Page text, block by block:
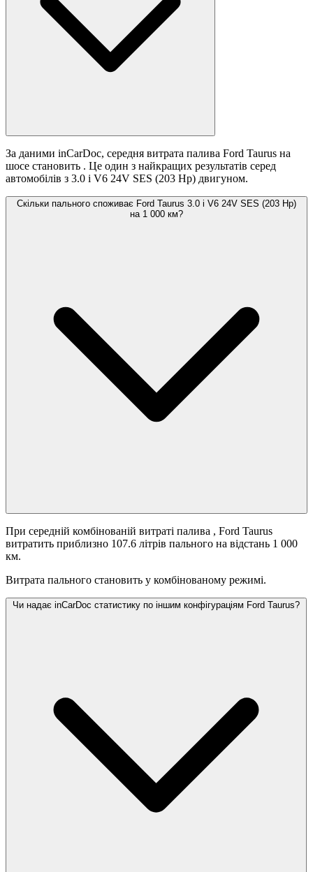
За даними inCarDoc, середня витрата палива Ford Taurus на
шосе становить . Це один з найкращих результатів серед
автомобілів з 3.0 i V6 24V SES (203 Hp) двигуном.
Скільки пального споживає Ford Taurus 3.0 i V6 24V SES (203 Hp)
на 1 000 км?
При середній комбінованій витраті палива , Ford Taurus
витратить приблизно 107.6 літрів пального на відстань 1 000
км.
Витрата пального становить у комбінованому режимі.
Чи надає inCarDoc статистику по іншим конфігураціям Ford Taurus?